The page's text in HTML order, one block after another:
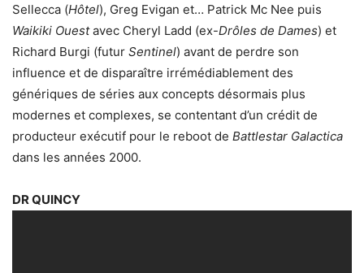
Sellecca (Hôtel), Greg Evigan et… Patrick Mc Nee puis
Waikiki Ouestavec Cheryl Ladd (ex-Drôles de Dames) et
Richard Burgi (futur Sentinel) avant de perdre son
influence et de disparaître irrémédiablement des
génériques de séries aux concepts désormais plus
modernes et complexes, se contentant d’un crédit de
producteur exécutif pour le reboot de Battlestar Galactica
dans les années 2000.
DR QUINCY